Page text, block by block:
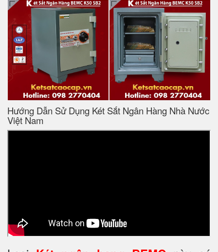
Hướng Dẫn Sử Dụng Két Sắt Ngân Hàng Nhà Nước
Việt Nam